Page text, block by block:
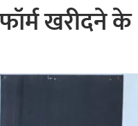
खरीदने के